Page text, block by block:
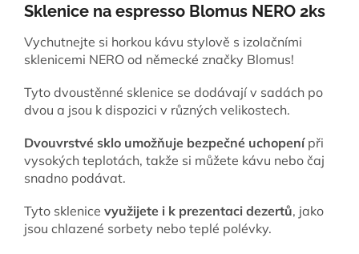
Sklenice na espresso Blomus NERO 2ks
Vychutnejte si horkou kávu stylově s izolačními
sklenicemi NERO od německé značky Blomus!
Tyto dvoustěnné sklenice se dodávají v sadách po
dvou a jsou k dispozici v různých velikostech.
Dvouvrstvé sklo umožňuje bezpečné uchopenípři
vysokých teplotách, takže si můžete kávu nebo čaj
snadno podávat.
Tyto sklenice využijete i k prezentaci dezertů, jako
jsou chlazené sorbety nebo teplé polévky.